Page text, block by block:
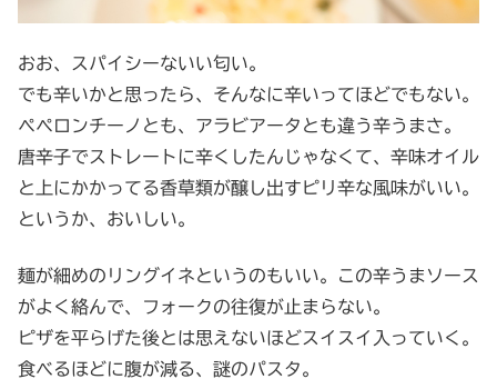
おお、スパイシーないい匂い。
でも辛いかと思ったら、そんなに辛いってほどでもない。
ペペロンチーノとも、アラビアータとも違う辛うまさ。
唐辛子でストレートに辛くしたんじゃなくて、辛味オイル
と上にかかってる香草類が醸し出すピリ辛な風味がいい。
というか、おいしい。
麺が細めのリングイネというのもいい。この辛うまソース
がよく絡んで、フォークの往復が止まらない。
ピザを平らげた後とは思えないほどスイスイ入っていく。
食べるほどに腹が減る、謎のパスタ。